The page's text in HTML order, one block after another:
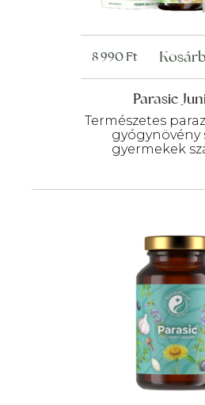
Parasic
Természetes
gyógynövény
gyermekek
8 990Ft